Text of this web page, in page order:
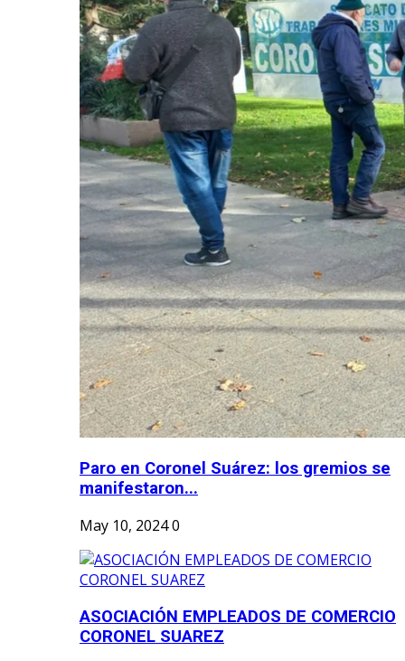
Paro en Coronel Suárez: los gremios se
manifestaron...
May 10, 20240
ASOCIACIÓN EMPLEADOS DE COMERCIO
CORONEL SUAREZ